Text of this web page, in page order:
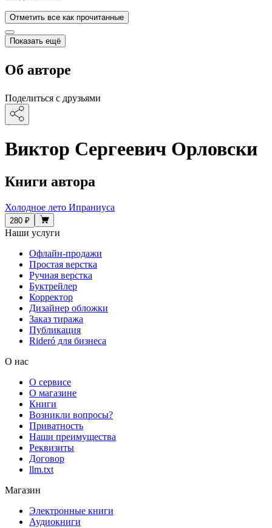
Отметить все как прочитанные
Показать ещё
Об авторе
Поделиться с друзьями
Виктор Сергеевич Орловски
Книги автора
Холодное лето Ипраниуса
280 ₽
Наши услуги
Офлайн-продажи
Простая верстка
Ручная верстка
Буктрейлер
Корректор
Дизайнер обложки
Заказ тиража
Публикация
Rideró для бизнеса
О нас
О сервисе
О магазине
Книги
Возникли вопросы?
Приватность
Наши преимущества
Реквизиты
Договор
llm.txt
Магазин
Электронные книги
Аудиокниги